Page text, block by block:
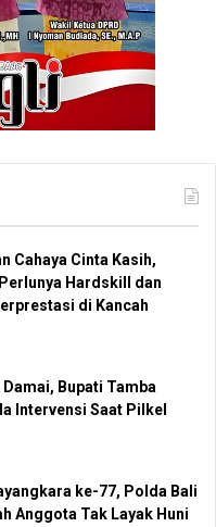
Cahaya Cinta Kasih,
Hardskill dan
di Kancah
Bupati Tamba
Intervensi Saat Pilkel
ke-77, Polda Bali
Anggota Tak Layak Huni